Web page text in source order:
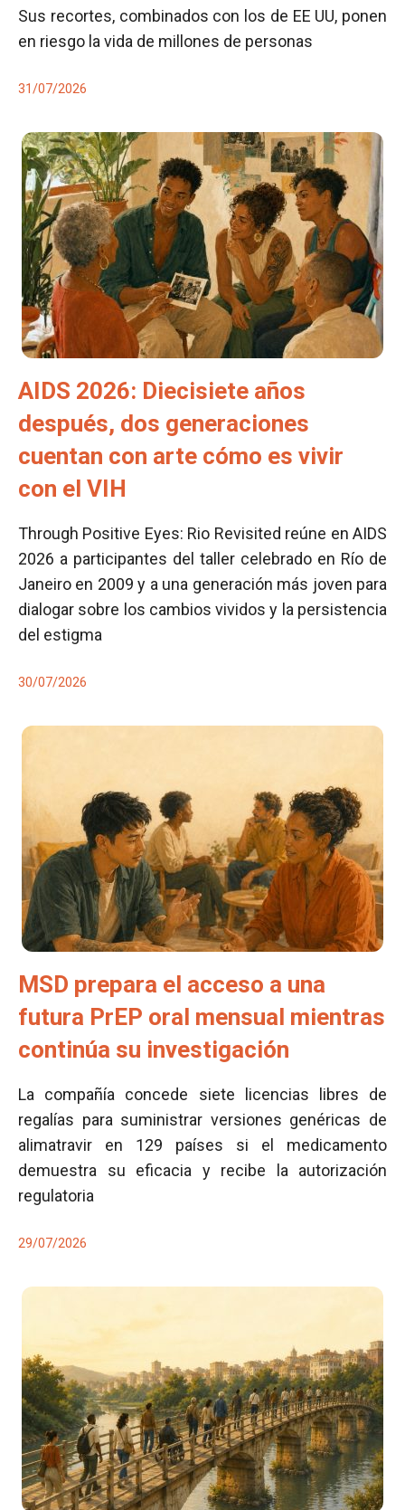
Sus recortes, combinados con los de EE UU, ponen
en riesgo la vida de millones de personas
31/07/2026
AIDS 2026: Diecisiete años
después, dos generaciones
cuentan con arte cómo es vivir
con el VIH
Through Positive Eyes: Rio Revisited reúne en AIDS
2026 a participantes del taller celebrado en Río de
Janeiro en 2009 y a una generación más joven para
dialogar sobre los cambios vividos y la persistencia
del estigma
30/07/2026
MSD prepara el acceso a una
futura PrEP oral mensual mientras
continúa su investigación
La compañía concede siete licencias libres de
regalías para suministrar versiones genéricas de
alimatravir en 129 países si el medicamento
demuestra su eficacia y recibe la autorización
regulatoria
29/07/2026